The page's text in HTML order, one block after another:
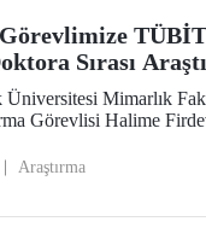
Sırası
Üniversitesi Mimarlık
Görevlisi Halime
desteklenmeye hak
Araştırma